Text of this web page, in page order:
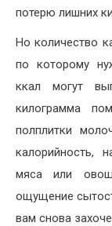
потерю лишних
Но количество
по которому
ккал могут
килограмма
полплитки
калорийность,
мяса или
ощущение
вам снова